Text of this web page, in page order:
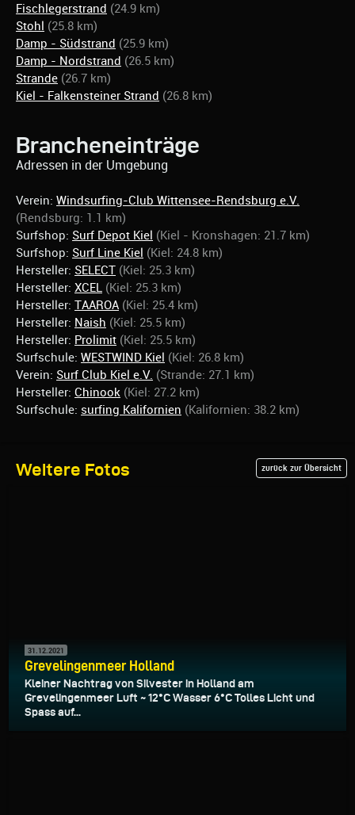
Fischlegerstrand (24.9 km)
Stohl (25.8 km)
Damp - Südstrand (25.9 km)
Damp - Nordstrand (26.5 km)
Strande (26.7 km)
Kiel - Falkensteiner Strand (26.8 km)
Brancheneinträge
Adressen in der Umgebung
Verein: Windsurfing-Club Wittensee-Rendsburg e.V.
(Rendsburg: 1.1 km)
Surfshop: Surf Depot Kiel (Kiel - Kronshagen: 21.7 km)
Surfshop: Surf Line Kiel (Kiel: 24.8 km)
Hersteller: SELECT (Kiel: 25.3 km)
Hersteller: XCEL (Kiel: 25.3 km)
Hersteller: TAAROA (Kiel: 25.4 km)
Hersteller: Naish (Kiel: 25.5 km)
Hersteller: Prolimit (Kiel: 25.5 km)
Surfschule: WESTWIND Kiel (Kiel: 26.8 km)
Verein: Surf Club Kiel e.V. (Strande: 27.1 km)
Hersteller: Chinook (Kiel: 27.2 km)
Surfschule: surfing Kalifornien (Kalifornien: 38.2 km)
Weitere Fotos zurück zur Übersicht
31.12.2021
Grevelingenmeer Holland
Kleiner Nachtrag von Silvester in Holland am
Grevelingenmeer Luft ~ 12°C Wasser 6°C Tolles Licht und
Spass auf...